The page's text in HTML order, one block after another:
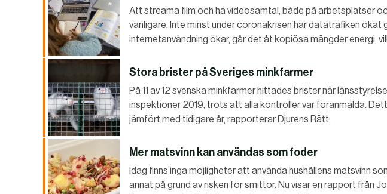
Att streama film och ha videosamtal, både på arbetsplatser
vanligare. Inte minst under coronakrisen har datatrafiken ökat
internetanvändning ökar, går det åt kopiösa mängder energi,
Stora brister på Sveriges minkfarmer
På 11 av 12 svenska minkfarmer hittades brister när
inspektioner 2019, trots att alla kontroller var föranmälda.
jämfört med tidigare år, rapporterar Djurens Rätt.
Mer matsvinn kan användas som foder
Idag finns inga möjligheter att använda hushållens matsvinn
annat på grund av risken för smittor. Nu visar en rapport från